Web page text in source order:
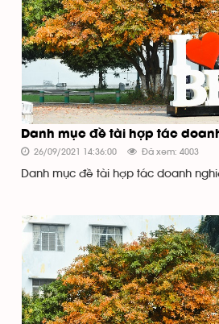
Danh mục đề tài hợp tác
26/09/2021 14:36:00 Đã xem: 4003
Danh mục đề tài hợp tác doanh